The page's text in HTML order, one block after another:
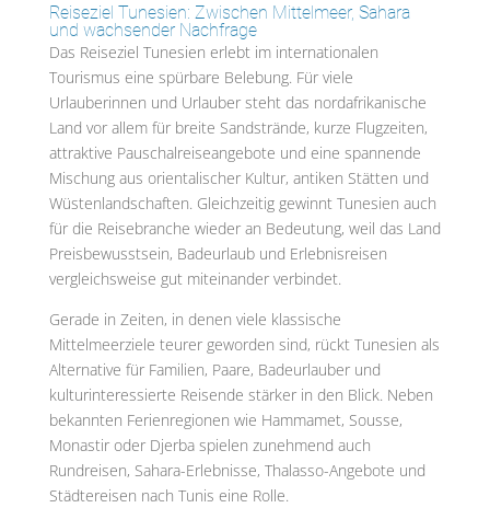
Reiseziel Tunesien: Zwischen Mittelmeer, Sahara
und wachsender Nachfrage
Das Reiseziel Tunesien erlebt im internationalen
Tourismus eine spürbare Belebung. Für viele
Urlauberinnen und Urlauber steht das nordafrikanische
Land vor allem für breite Sandstrände, kurze Flugzeiten,
attraktive Pauschalreiseangebote und eine spannende
Mischung aus orientalischer Kultur, antiken Stätten und
Wüstenlandschaften. Gleichzeitig gewinnt Tunesien auch
für die Reisebranche wieder an Bedeutung, weil das Land
Preisbewusstsein, Badeurlaub und Erlebnisreisen
vergleichsweise gut miteinander verbindet.
Gerade in Zeiten, in denen viele klassische
Mittelmeerziele teurer geworden sind, rückt Tunesien als
Alternative für Familien, Paare, Badeurlauber und
kulturinteressierte Reisende stärker in den Blick. Neben
bekannten Ferienregionen wie Hammamet, Sousse,
Monastir oder Djerba spielen zunehmend auch
Rundreisen, Sahara-Erlebnisse, Thalasso-Angebote und
Städtereisen nach Tunis eine Rolle.